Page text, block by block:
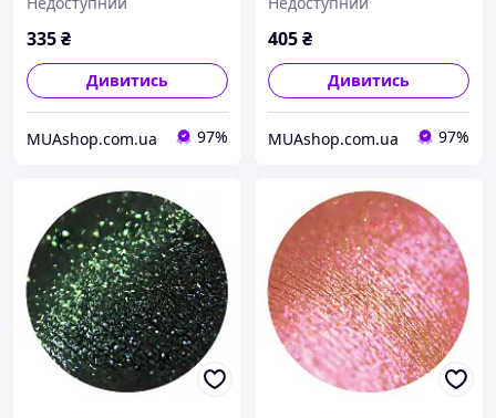
мл
335₴
Дивитись
MUAshop.com.ua 97%
Tanuka, 1 мл
405₴
Дивитись
MUAshop.com.ua 97%